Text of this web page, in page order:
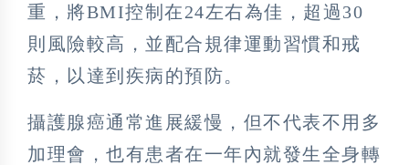
重，將BMI控制在24左右為佳，超過30
則風險較高，並配合規律運動習慣和戒
菸，以達到疾病的預防。
攝護腺癌通常進展緩慢，但不代表不用多
加理會，也有患者在一年內就發生全身轉